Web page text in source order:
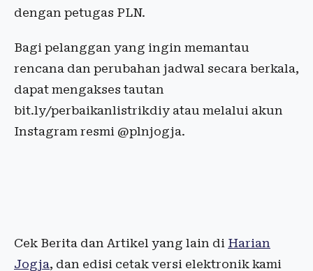
dengan petugas PLN.
Bagi pelanggan yang ingin memantau
rencana dan perubahan jadwal secara berkala,
dapat mengakses tautan
bit.ly/perbaikanlistrikdiy atau melalui akun
Instagram resmi @plnjogja.
Cek Berita dan Artikel yang lain di Harian
Jogja, dan edisi cetak versi elektronik kami